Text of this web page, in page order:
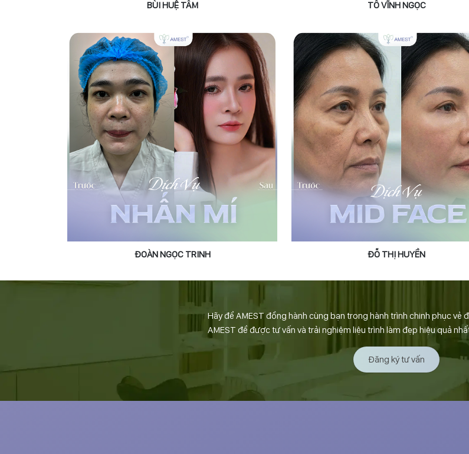
BÙI HUỆ TÂM TÔ VĨNH NGỌC
ĐOÀN NGỌC TRINH ĐỖ THỊ HUYỀN
Hãy để AMEST đồng hành cùng bạn trong hành trình chinh phục vẻ
AMEST để được tư vấn và trải nghiệm liệu trình làm đẹp hiệu quả
Đăng ký tư vấn